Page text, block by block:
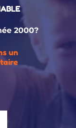
2000?
un